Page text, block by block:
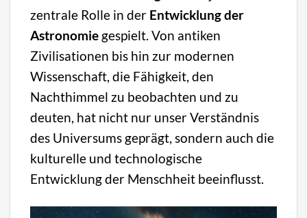
zentrale Rolle in der Entwicklung der
Astronomie gespielt. Von antiken
Zivilisationen bis hin zur modernen
Wissenschaft, die Fähigkeit, den
Nachthimmel zu beobachten und zu
deuten, hat nicht nur unser Verständnis
des Universums geprägt, sondern auch die
kulturelle und technologische
Entwicklung der Menschheit beeinflusst.